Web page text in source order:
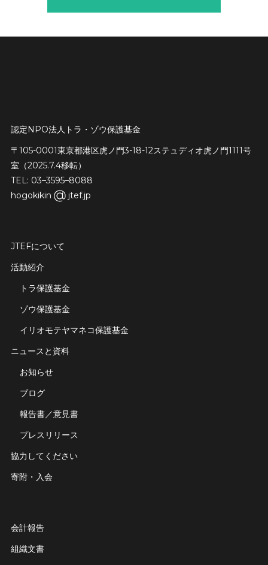
認定NPO法人トラ・ゾウ保護基金
〒105-0001東京都港区虎ノ門3-18-12ステュディオ虎ノ門1111号
室（2025.7.4移転）
TEL: 03–3595–8088
hogokikin
jtef.jp
JTEFについて
活動紹介
トラ保護基金
ゾウ保護基金
イリオモテヤマネコ保護基金
ニュースと資料
お知らせ
ブログ
報告書／意見書
プレスリリース
協力してください
寄附・入会
会計報告
組織文書